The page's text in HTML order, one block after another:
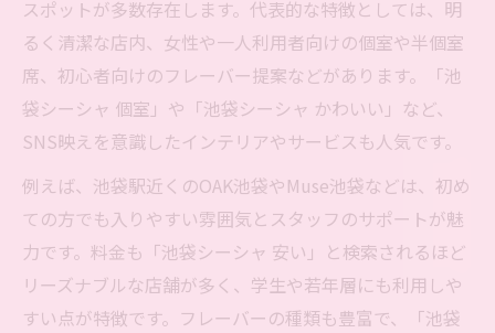
スポットが多数存在します。代表的な特徴としては、明
るく清潔な店内、女性や一人利用者向けの個室や半個室
席、初心者向けのフレーバー提案などがあります。「池
袋シーシャ 個室」や「池袋シーシャ かわいい」など、
SNS映えを意識したインテリアやサービスも人気です。
例えば、池袋駅近くのOAK池袋やMuse池袋などは、初め
ての方でも入りやすい雰囲気とスタッフのサポートが魅
力です。料金も「池袋シーシャ 安い」と検索されるほど
リーズナブルな店舗が多く、学生や若年層にも利用しや
すい点が特徴です。フレーバーの種類も豊富で、「池袋